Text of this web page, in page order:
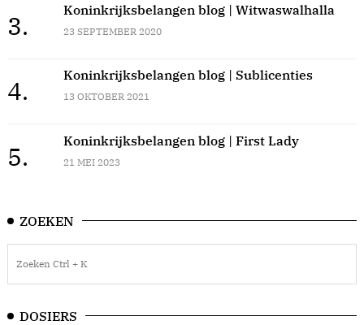
3.
Koninkrijksbelangen blog | Witwaswalhalla
23 SEPTEMBER 2020
4.
Koninkrijksbelangen blog | Sublicenties
13 OKTOBER 2021
5.
Koninkrijksbelangen blog | First Lady
21 MEI 2023
ZOEKEN
DOSIERS